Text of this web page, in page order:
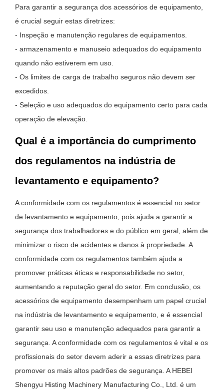
Para garantir a segurança dos acessórios de equipamento,
é crucial seguir estas diretrizes:
- Inspeção e manutenção regulares de equipamentos.
- armazenamento e manuseio adequados do equipamento
quando não estiverem em uso.
- Os limites de carga de trabalho seguros não devem ser
excedidos.
- Seleção e uso adequados do equipamento certo para cada
operação de elevação.
Qual é a importância do cumprimento
dos regulamentos na indústria de
levantamento e equipamento?
A conformidade com os regulamentos é essencial no setor
de levantamento e equipamento, pois ajuda a garantir a
segurança dos trabalhadores e do público em geral, além de
minimizar o risco de acidentes e danos à propriedade. A
conformidade com os regulamentos também ajuda a
promover práticas éticas e responsabilidade no setor,
aumentando a reputação geral do setor. Em conclusão, os
acessórios de equipamento desempenham um papel crucial
na indústria de levantamento e equipamento, e é essencial
garantir seu uso e manutenção adequados para garantir a
segurança. A conformidade com os regulamentos é vital e os
profissionais do setor devem aderir a essas diretrizes para
promover os mais altos padrões de segurança. A HEBEI
Shengyu Histing Machinery Manufacturing Co., Ltd. é um